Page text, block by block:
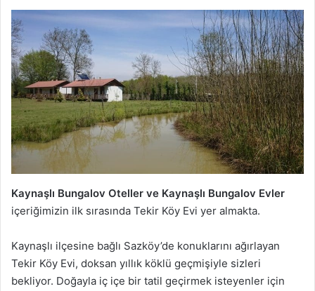
Kaynaşlı Bungalov Oteller ve Kaynaşlı Bungalov Evler
içeriğimizin ilk sırasında Tekir Köy Evi yer almakta.
Kaynaşlı ilçesine bağlı Sazköy’de konuklarını ağırlayan
Tekir Köy Evi, doksan yıllık köklü geçmişiyle sizleri
bekliyor. Doğayla iç içe bir tatil geçirmek isteyenler için